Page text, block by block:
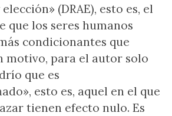
(DRAE), esto es, el
que los seres humanos
condicionantes que
motivo, para el autor solo
que es
esto es, aquel en el que
tienen efecto nulo. Es